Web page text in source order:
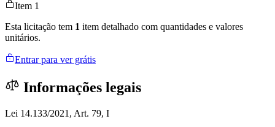
Item 1
Esta licitação tem 1 item detalhado com quantidades e valores
unitários.
Entrar para ver grátis
Informações legais
Lei 14.133/2021, Art. 79, I